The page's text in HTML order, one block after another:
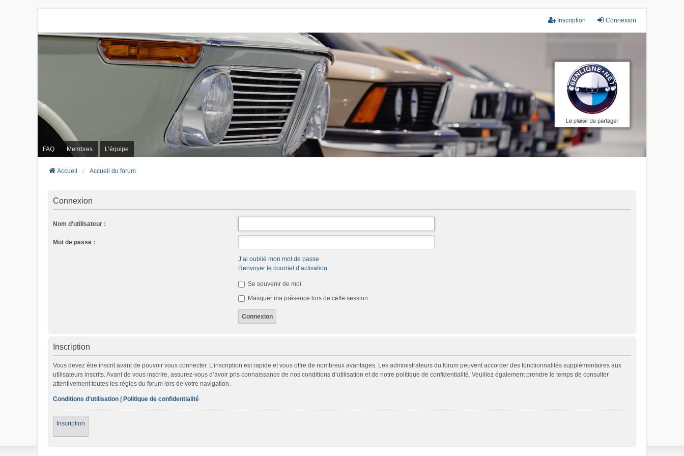
Connexion
Inscription
FAQ Membres L’équipe
Accueil Accueil du forum
Connexion
Nom d’utilisateur :
Mot de passe :
J’ai oublié mon mot de passe
Renvoyer le courriel d’activation
Se souvenir de moi
Masquer ma présence lors de cette session
Inscription
Vous devez être inscrit avant de pouvoir vous connecter. L’inscription est rapide et vous offre de nombreux avantages. Les administrateurs du forum peuvent accorder des fonctionnalités supplémentaires aux
utilisateurs inscrits. Avant de vous inscrire, assurez-vous d’avoir pris connaissance de nos conditions d’utilisation et de notre politique de confidentialité. Veuillez également prendre le temps de consulter
attentivement toutes les règles du forum lors de votre navigation.
Conditions d’utilisation Politique de confidentialité
Inscription